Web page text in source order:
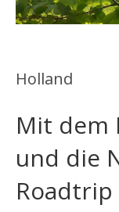
Holland
Mit dem
und die